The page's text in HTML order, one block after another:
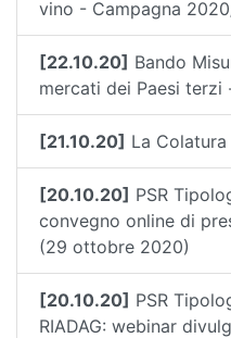
vino - Campagna
[22.10.20] Bando
mercati dei Paesi
[21.10.20] La
[20.10.20] PSR
convegno online di
(29 ottobre 2020)
[20.10.20] PSR
RIADAG: webinar